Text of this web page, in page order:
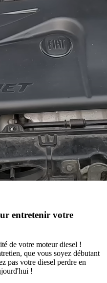
entretenir votre
de votre moteur diesel !
que vous soyez débutant
pas votre diesel perdre en
!